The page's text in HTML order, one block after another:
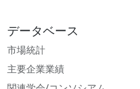
データベース
市場統計
主要企業業績